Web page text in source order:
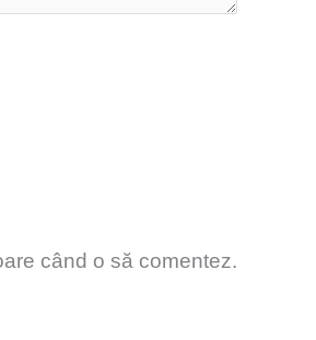
când o să comentez.